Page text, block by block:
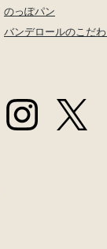
のっぽパン
バンデロールのこだ